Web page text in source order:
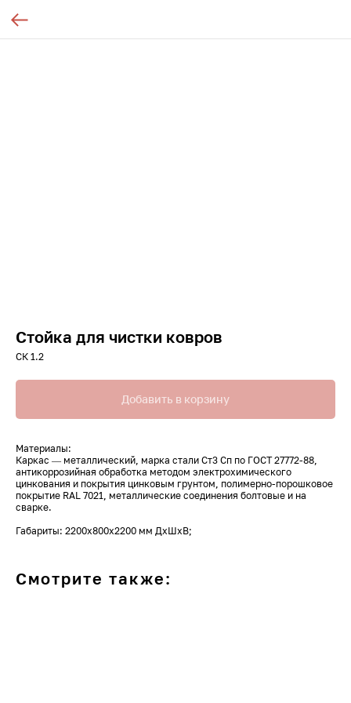
Стойка для чистки ковров
СК 1.2
Добавить в корзину
Материалы:
Каркас — металлический, марка стали Ст3 Сп по ГОСТ 27772-88,
антикоррозийная обработка методом электрохимического
цинкования и покрытия цинковым грунтом, полимерно-порошковое
покрытие RAL 7021, металлические соединения болтовые и на
сварке.
Габариты: 2200х800х2200 мм ДхШхВ;
Смотрите также: